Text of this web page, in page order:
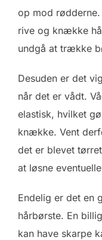
op mod
rive og knække
undgå at trække
Desuden er det
når det er vådt.
elastisk, hvilket
knække. Vent
det er blevet
at løsne
Endelig er det en
hårbørste. En
kan have skarpe